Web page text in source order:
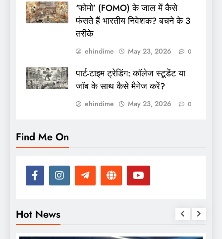
‘फोमो’ (FOMO) के जाल में कैसे
फंसते हैं भारतीय निवेशक? बचने के 3
तरीके
ehindime May 23, 2026 0
पार्ट-टाइम ट्रेडिंग: कॉलेज स्टूडेंट या
जॉब के साथ कैसे मैनेज करें?
ehindime May 23, 2026 0
Find Me On
Hot News